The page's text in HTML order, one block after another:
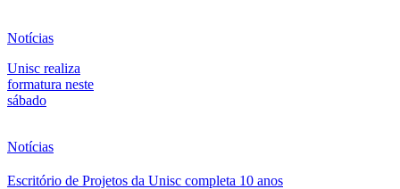
Notícias
Unisc realiza
formatura neste
sábado
Notícias
Escritório de Projetos da Unisc completa 10 anos